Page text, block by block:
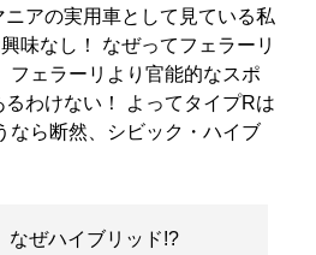
ニアの実用車として見ている私
味なし！ なぜってフェラーリ
フェラーリより官能的なスポ
わけない！ よってタイプRは
なら断然、シビック・ハイブ
なぜハイブリッド!?